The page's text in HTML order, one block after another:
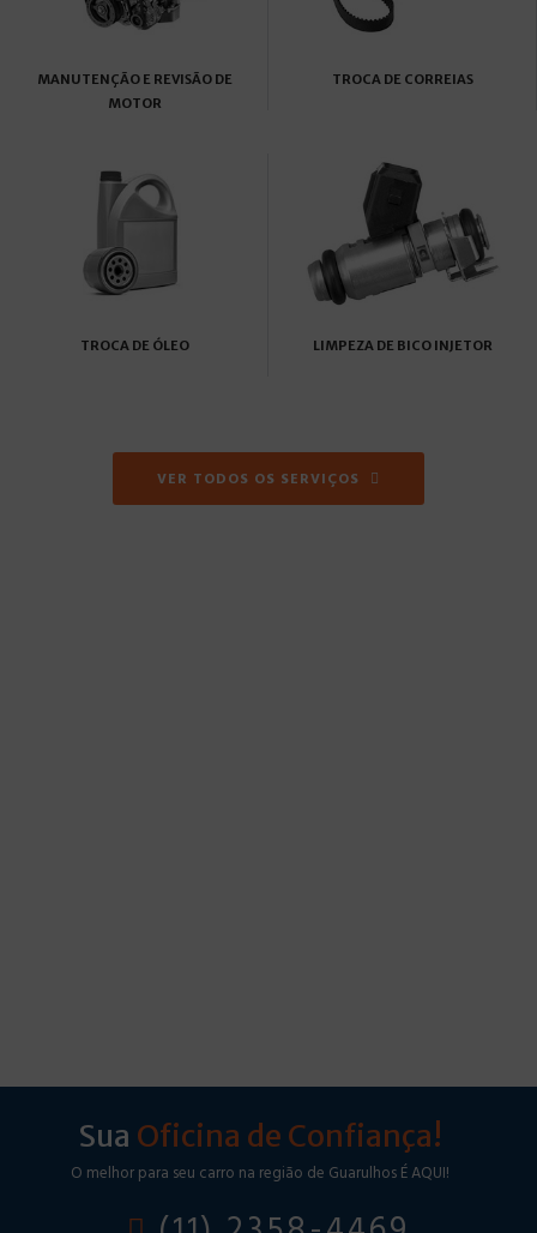
MANUTENÇÃO E REVISÃO DE
MOTOR
TROCA DE CORREIAS
TROCA DE ÓLEO LIMPEZA DE BICO INJETOR
VER TODOS OS SERVIÇOS
Sua Oficina de Confiança!
O melhor para seu carro na região de Guarulhos É AQUI!